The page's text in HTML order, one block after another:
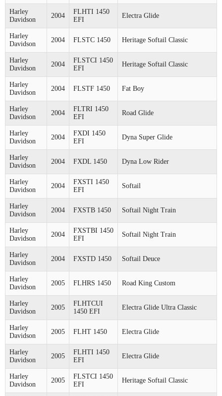
Harley
Davidson
2004
FLHTI 1450
EFI
Electra Glide
Harley
Davidson
2004 FLSTC 1450 Heritage Softail Classic
Harley
Davidson
2004
FLSTCI 1450
EFI
Heritage Softail Classic
Harley
Davidson
2004 FLSTF 1450 Fat Boy
Harley
Davidson
2004
FLTRI 1450
EFI
Road Glide
Harley
Davidson
2004
FXDI 1450
EFI
Dyna Super Glide
Harley
Davidson
2004 FXDL 1450 Dyna Low Rider
Harley
Davidson
2004
FXSTI 1450
EFI
Softail
Harley
Davidson
2004 FXSTB 1450 Softail Night Train
Harley
Davidson
2004
FXSTBI 1450
EFI
Softail Night Train
Harley
Davidson
2004 FXSTD 1450 Softail Deuce
Harley
Davidson
2005 FLHRS 1450 Road King Custom
Harley
Davidson
2005
FLHTCUI
1450 EFI
Electra Glide Ultra Classic
Harley
Davidson
2005 FLHT 1450 Electra Glide
Harley
Davidson
2005
FLHTI 1450
EFI
Electra Glide
Harley
Davidson
2005
FLSTCI 1450
EFI
Heritage Softail Classic